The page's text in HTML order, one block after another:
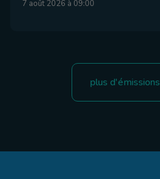
7 août 2026 à 09:00
plus d'émissions